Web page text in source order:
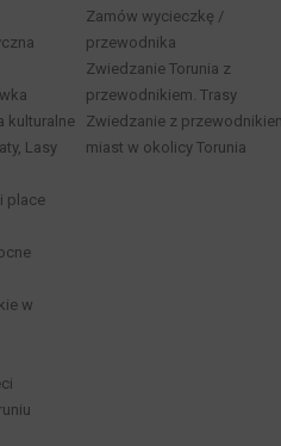
kulturalne
Lasy
place
w
Zamów wycieczkę /
przewodnika
Zwiedzanie Torunia z
przewodnikiem. Trasy
Zwiedzanie z
miast w okolicy Torunia